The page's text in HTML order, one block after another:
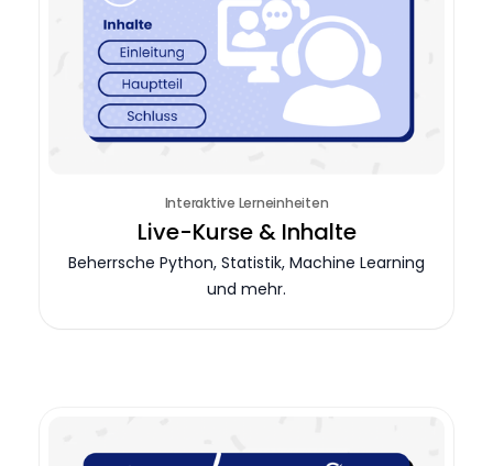
Interaktive Lerneinheiten
Live-Kurse & Inhalte
Beherrsche Python, Statistik, Machine Learning
und mehr.